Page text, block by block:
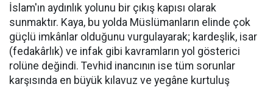
İslam'ın aydınlık yolunu bir çıkış kapısı olarak
sunmaktır. Kaya, bu yolda Müslümanların elinde çok
güçlü imkânlar olduğunu vurgulayarak; kardeşlik, isar
(fedakârlık) ve infak gibi kavramların yol gösterici
rolüne değindi. Tevhid inancının ise tüm sorunlar
karşısında en büyük kılavuz ve yegâne kurtuluş